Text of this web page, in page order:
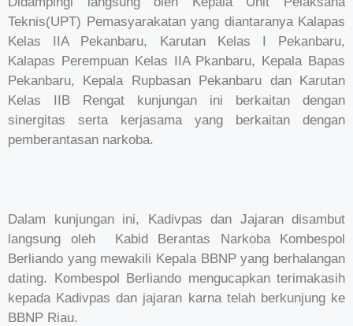
Teknis(UPT) Pemasyarakatan yang diantaranya Kalapas
Kelas IIA Pekanbaru, Karutan Kelas I Pekanbaru,
Kalapas Perempuan Kelas IIA Pkanbaru, Kepala Bapas
Pekanbaru, Kepala Rupbasan Pekanbaru dan Karutan
Kelas IIB Rengat kunjungan ini berkaitan dengan
sinergitas serta kerjasama yang berkaitan dengan
pemberantasan narkoba.
Dalam kunjungan ini, Kadivpas dan Jajaran disambut
langsung oleh Kabid Berantas Narkoba Kombespol
Berliando yang mewakili Kepala BBNP yang berhalangan
dating. Kombespol Berliando mengucapkan terimakasih
kepada Kadivpas dan jajaran karna telah berkunjung ke
BBNP Riau.